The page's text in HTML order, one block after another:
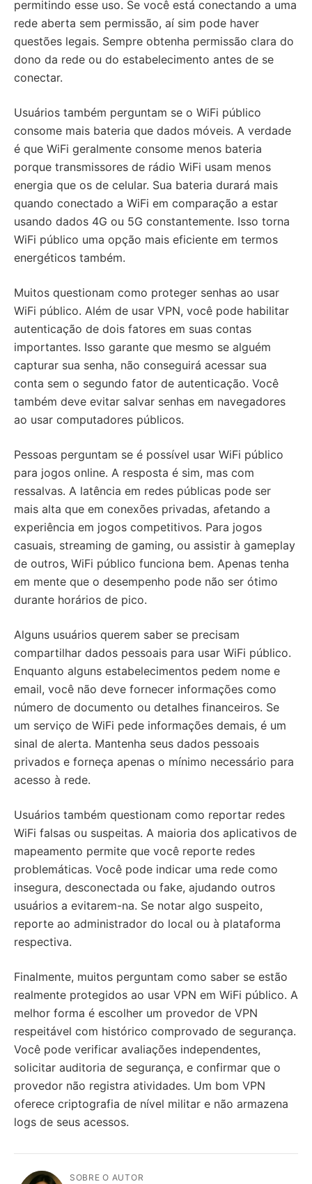
permitindo esse uso. Se você está conectando a uma
rede aberta sem permissão, aí sim pode haver
questões legais. Sempre obtenha permissão clara do
dono da rede ou do estabelecimento antes de se
conectar.
Usuários também perguntam se o WiFi público
consome mais bateria que dados móveis. A verdade
é que WiFi geralmente consome menos bateria
porque transmissores de rádio WiFi usam menos
energia que os de celular. Sua bateria durará mais
quando conectado a WiFi em comparação a estar
usando dados 4G ou 5G constantemente. Isso torna
WiFi público uma opção mais eficiente em termos
energéticos também.
Muitos questionam como proteger senhas ao usar
WiFi público. Além de usar VPN, você pode habilitar
autenticação de dois fatores em suas contas
importantes. Isso garante que mesmo se alguém
capturar sua senha, não conseguirá acessar sua
conta sem o segundo fator de autenticação. Você
também deve evitar salvar senhas em navegadores
ao usar computadores públicos.
Pessoas perguntam se é possível usar WiFi público
para jogos online. A resposta é sim, mas com
ressalvas. A latência em redes públicas pode ser
mais alta que em conexões privadas, afetando a
experiência em jogos competitivos. Para jogos
casuais, streaming de gaming, ou assistir à gameplay
de outros, WiFi público funciona bem. Apenas tenha
em mente que o desempenho pode não ser ótimo
durante horários de pico.
Alguns usuários querem saber se precisam
compartilhar dados pessoais para usar WiFi público.
Enquanto alguns estabelecimentos pedem nome e
email, você não deve fornecer informações como
número de documento ou detalhes financeiros. Se
um serviço de WiFi pede informações demais, é um
sinal de alerta. Mantenha seus dados pessoais
privados e forneça apenas o mínimo necessário para
acesso à rede.
Usuários também questionam como reportar redes
WiFi falsas ou suspeitas. A maioria dos aplicativos de
mapeamento permite que você reporte redes
problemáticas. Você pode indicar uma rede como
insegura, desconectada ou fake, ajudando outros
usuários a evitarem-na. Se notar algo suspeito,
reporte ao administrador do local ou à plataforma
respectiva.
Finalmente, muitos perguntam como saber se estão
realmente protegidos ao usar VPN em WiFi público. A
melhor forma é escolher um provedor de VPN
respeitável com histórico comprovado de segurança.
Você pode verificar avaliações independentes,
solicitar auditoria de segurança, e confirmar que o
provedor não registra atividades. Um bom VPN
oferece criptografia de nível militar e não armazena
logs de seus acessos.
SOBRE O AUTOR